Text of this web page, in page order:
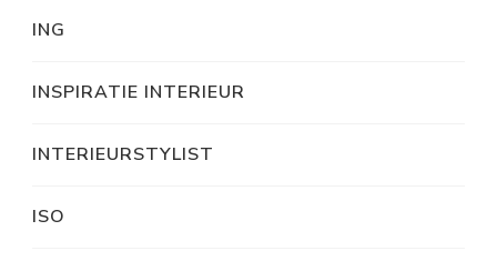
ING
INSPIRATIE INTERIEUR
INTERIEURSTYLIST
ISO